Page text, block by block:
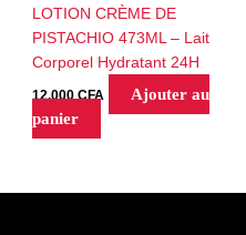
LOTION CRÈME DE
PISTACHIO 473ML – Lait
Corporel Hydratant 24H
12,000CFA
Ajouter au
panier